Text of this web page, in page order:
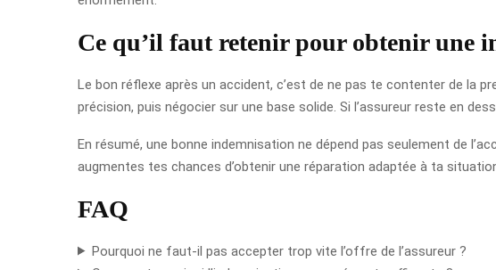
Ce qu’il faut retenir pour obtenir une
Le bon réflexe après un accident, c’est de ne pas te contenter de la
précision, puis négocier sur une base solide. Si l’assureur reste en
En résumé, une bonne indemnisation ne dépend pas seulement de
augmentes tes chances d’obtenir une réparation adaptée à ta
FAQ
Pourquoi ne faut-il pas accepter trop vite l’offre de l’assureur ?